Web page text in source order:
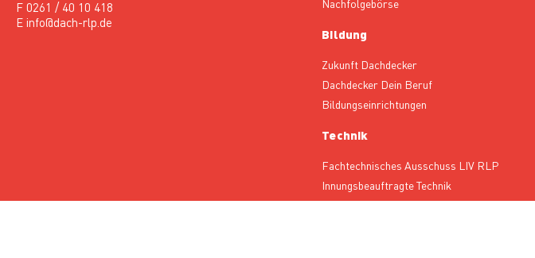
F 0261 / 40 10 418
E info@dach-rlp.de
Nachfolgebörse
Bildung
Zukunft Dachdecker
Dachdecker Dein Beruf
Bildungseinrichtungen
Technik
Fachtechnisches Ausschuss LIV RLP
Innungsbeauftragte Technik
Fachausschüsse des ZVDH vom LIV RLP